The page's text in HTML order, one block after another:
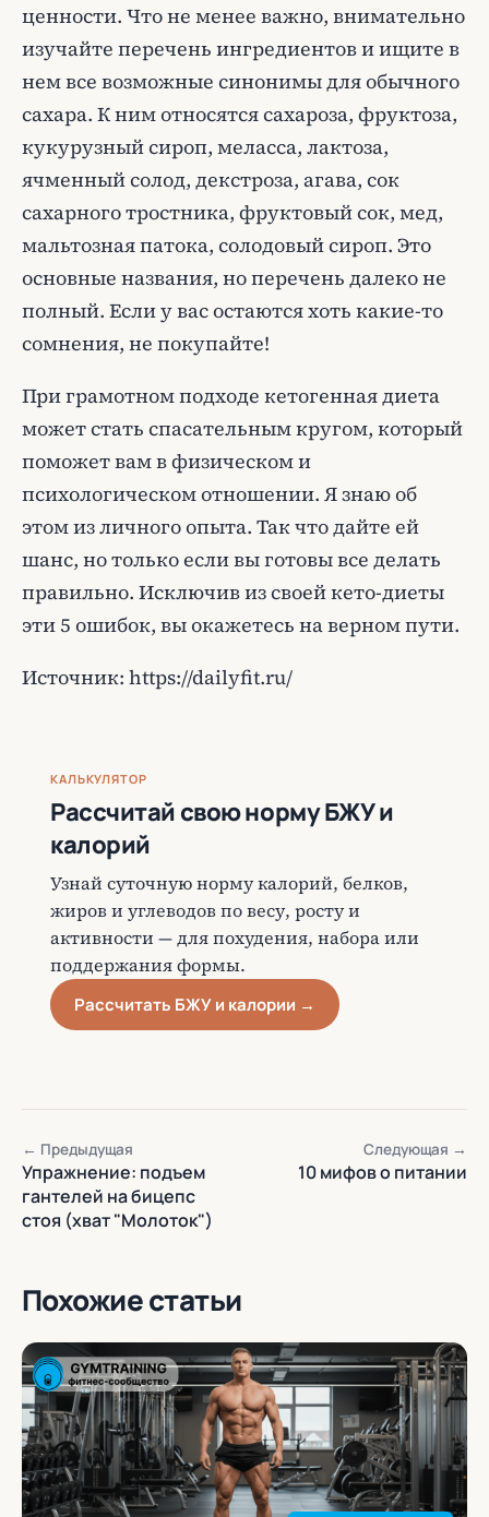
ценности. Что не менее важно, внимательно
изучайте перечень ингредиентов и ищите в
нем все возможные синонимы для обычного
сахара. К ним относятся сахароза, фруктоза,
кукурузный сироп, меласса, лактоза,
ячменный солод, декстроза, агава, сок
сахарного тростника, фруктовый сок, мед,
мальтозная патока, солодовый сироп. Это
основные названия, но перечень далеко не
полный. Если у вас остаются хоть какие-то
сомнения, не покупайте!
При грамотном подходе кетогенная диета
может стать спасательным кругом, который
поможет вам в физическом и
психологическом отношении. Я знаю об
этом из личного опыта. Так что дайте ей
шанс, но только если вы готовы все делать
правильно. Исключив из своей кето-диеты
эти 5 ошибок, вы окажетесь на верном пути.
Источник: https://dailyfit.ru/
КАЛЬКУЛЯТОР
Рассчитай свою норму БЖУ и
калорий
Узнай суточную норму калорий, белков,
жиров и углеводов по весу, росту и
активности — для похудения, набора или
поддержания формы.
Рассчитать БЖУ и калории →
← Предыдущая
Упражнение: подъем
гантелей на бицепс
стоя (хват "Молоток")
Следующая →
10 мифов о питании
Похожие статьи